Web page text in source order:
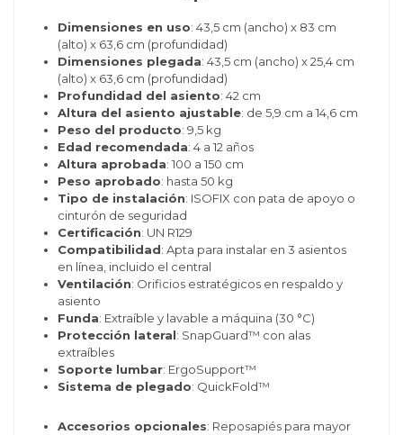
Dimensiones en uso: 43,5 cm (ancho) x 83 cm
(alto) x 63,6 cm (profundidad)
Dimensiones plegada: 43,5 cm (ancho) x 25,4 cm
(alto) x 63,6 cm (profundidad)
Profundidad del asiento: 42 cm
Altura del asiento ajustable: de 5,9 cm a 14,6 cm
Peso del producto: 9,5 kg
Edad recomendada: 4 a 12 años
Altura aprobada: 100 a 150 cm
Peso aprobado: hasta 50 kg
Tipo de instalación: ISOFIX con pata de apoyo o
cinturón de seguridad
Certificación: UN R129
Compatibilidad: Apta para instalar en 3 asientos
en línea, incluido el central
Ventilación: Orificios estratégicos en respaldo y
asiento
Funda: Extraíble y lavable a máquina (30 °C)
Protección lateral: SnapGuard™ con alas
extraíbles
Soporte lumbar: ErgoSupport™
Sistema de plegado: QuickFold™
Accesorios opcionales: Reposapiés para mayor